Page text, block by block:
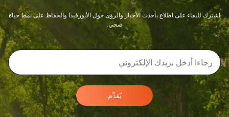
اشترك للبقاء على اطلاع بأحدث الأخبار والرؤى حول الأيورفيدا والحفاظ على نمط حياة
صحي.
يُقدِّم